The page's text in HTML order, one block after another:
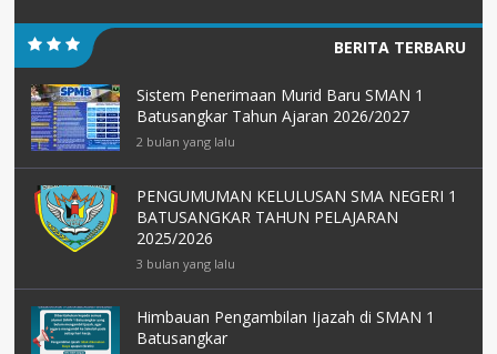
BERITA TERBARU
Sistem Penerimaan Murid Baru SMAN 1
Batusangkar Tahun Ajaran 2026/2027
2 bulan yang lalu
PENGUMUMAN KELULUSAN SMA NEGERI 1
BATUSANGKAR TAHUN PELAJARAN
2025/2026
3 bulan yang lalu
Himbauan Pengambilan Ijazah di SMAN 1
Batusangkar